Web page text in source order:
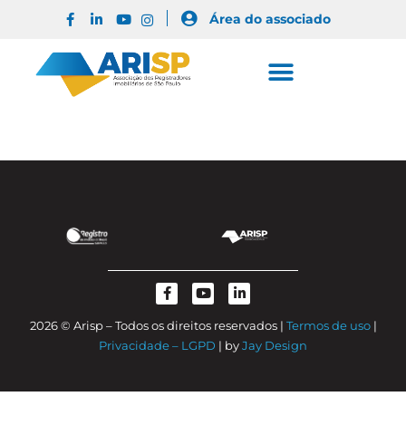
Área do associado
2026 © Arisp – Todos os direitos reservados | Termos de uso|
Privacidade – LGPD | byJay Design